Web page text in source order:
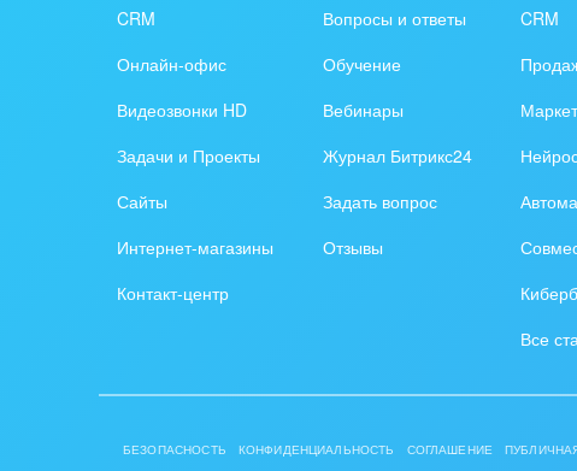
CRM
Онлайн-офис
Видеозвонки HD
Задачи и Проекты
Сайты
Интернет-магазины
Контакт-центр
Вопросы и ответы
Обучение
Вебинары
Журнал Битрикс24
Задать вопрос
Отзывы
CRM
Все
БЕЗОПАСНОСТЬ КОНФИДЕНЦИАЛЬНОСТЬ СОГЛАШЕНИЕ